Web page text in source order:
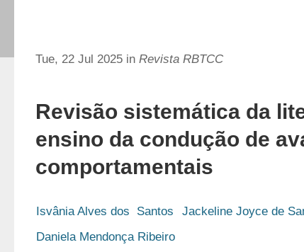
Tue, 22 Jul 2025 in Revista RBTCC
Revisão sistemática da
ensino da condução de
comportamentais
Isvânia Alves dos  Santos
Jackeline Joyce de
Daniela Mendonça Ribeiro